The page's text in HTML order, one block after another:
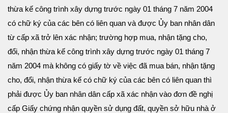
thừa kế công trình xây dựng trước ngày 01 tháng 7 năm 2004
có chữ ký của các bên có liên quan và được Ủy ban nhân dân
từ cấp xã trở lên xác nhận; trường hợp mua, nhận tặng cho,
đổi, nhận thừa kế công trình xây dựng trước ngày 01 tháng 7
năm 2004 mà không có giấy tờ về việc đã mua bán, nhận tặng
cho, đổi, nhận thừa kế có chữ ký của các bên có liên quan thì
phải được Ủy ban nhân dân cấp xã xác nhận vào đơn đề nghị
cấp Giấy chứng nhận quyền sử dụng đất, quyền sở hữu nhà ở